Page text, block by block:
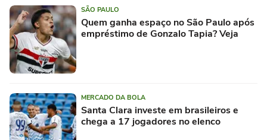
SÃO PAULO
Quem ganha espaço no São Paulo após
empréstimo de Gonzalo Tapia? Veja
MERCADO DA BOLA
Santa Clara investe em brasileiros e
chega a 17 jogadores no elenco